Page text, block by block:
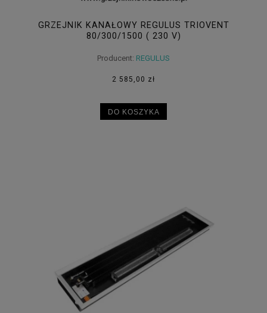
GRZEJNIK KANAŁOWY REGULUS TRIOVENT
80/300/1500 ( 230 V)
Producent: REGULUS
2 585,00 zł
DO KOSZYKA